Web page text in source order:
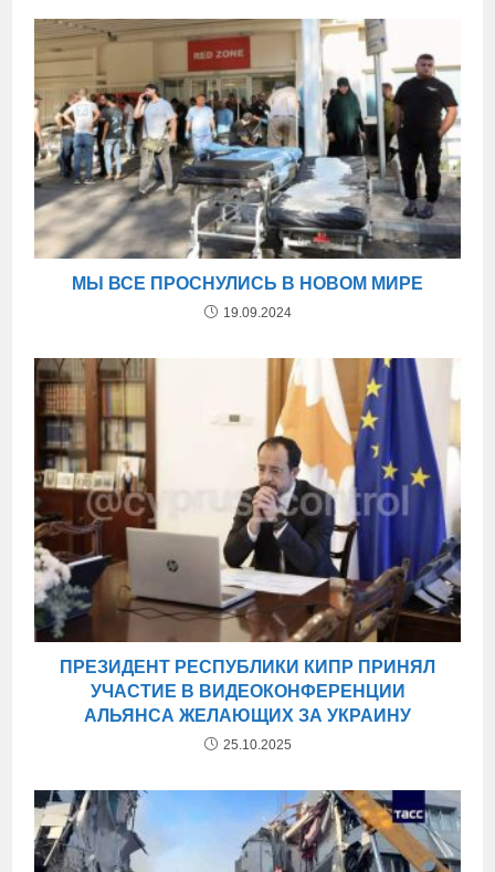
МЫ ВСЕ ПРОСНУЛИСЬ В НОВОМ МИРЕ
19.09.2024
ПРЕЗИДЕНТ РЕСПУБЛИКИ КИПР ПРИНЯЛ
УЧАСТИЕ В ВИДЕОКОНФЕРЕНЦИИ
АЛЬЯНСА ЖЕЛАЮЩИХ ЗА УКРАИНУ
25.10.2025